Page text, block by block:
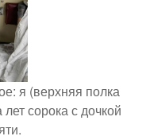
я (верхняя полка
сорока с дочкой